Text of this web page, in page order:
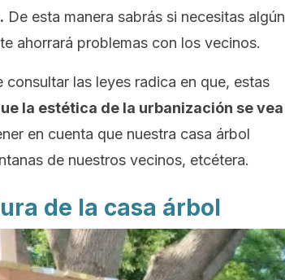
De esta manera sabrás si necesitas algún
ahorrará problemas con los vecinos.
las leyes radica en que, estas
la estética de la urbanización se vea
en cuenta que nuestra casa árbol
de nuestros vecinos, etcétera.
de la casa árbol